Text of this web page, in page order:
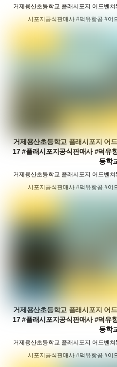
거제용산초등학교 플래시포지 어드벤
시포지공식판매사 #덕유항공 #어
거제용산초등학교 플래시포지 어
17 #플래시포지공식판매사 #덕유
등학
거제용산초등학교 플래시포지 어드벤
시포지공식판매사 #덕유항공 #어
거제용산초등학교 플래시포지 어
17 #플래시포지공식판매사 #덕유
등학
거제용산초등학교 플래시포지 어드벤
시포지공식판매사 #덕유항공 #어